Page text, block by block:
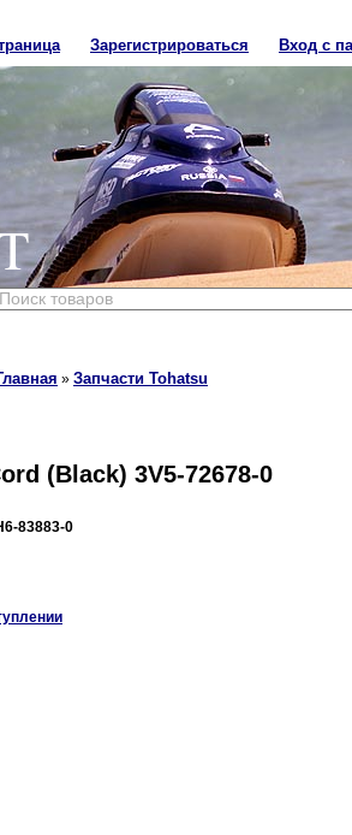
Зарегистрироваться Вход с
» Запчасти Tohatsu
(Black) 3V5-72678-0
83883-0